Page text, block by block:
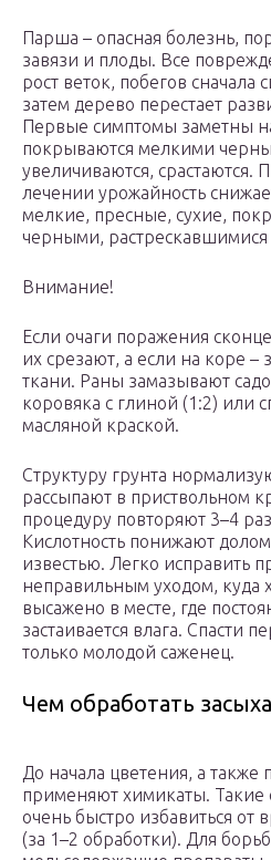
Парша – опасная болезнь,
завязи и плоды. Все
рост веток, побегов сначала
затем дерево перестает
Первые симптомы заметны
покрываются мелкими
увеличиваются,
лечении урожайность
мелкие, пресные, сухие,
черными, растрескавшимися
Внимание!
Если очаги поражения
их срезают, а если на коре
ткани. Раны замазывают
коровяка с глиной (1:2) или
масляной краской.
Структуру грунта
рассыпают в приствольном
процедуру повторяют 3–4
Кислотность понижают
известью. Легко исправить
неправильным уходом, куда
высажено в месте, где
застаивается влага. Спасти
только молодой саженец.
Чем обработать
До начала цветения, а также
применяют химикаты. Такие
очень быстро избавиться от
(за 1–2 обработки). Для